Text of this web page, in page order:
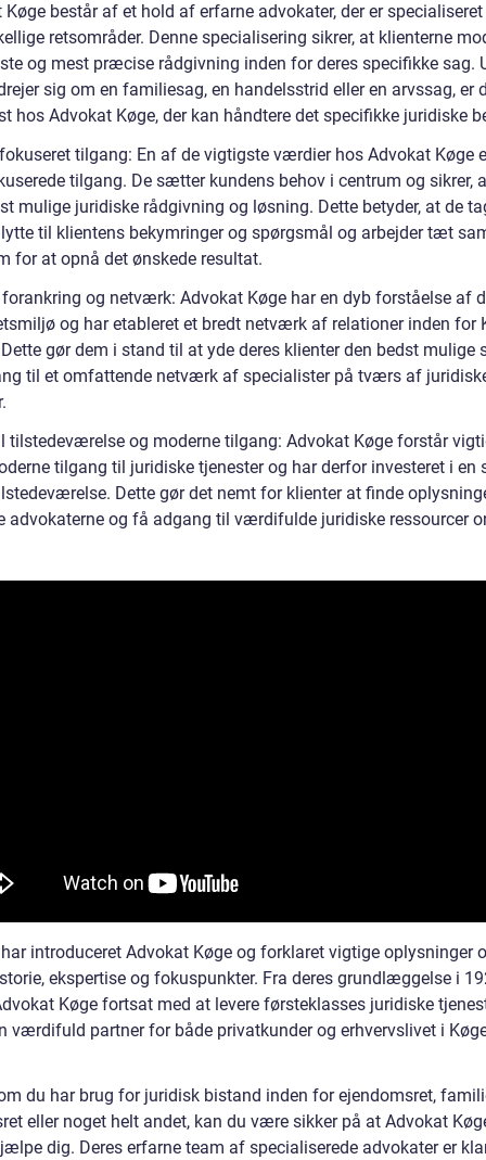
Køge består af et hold af erfarne advokater, der er
retsområder. Denne specialisering sikrer, at klienterne
og mest præcise rådgivning inden for deres specifikke sag.
sig om en familiesag, en handelsstrid eller en arvssag, er
hos Advokat Køge, der kan håndtere det specifikke juridiske
tilgang: En af de vigtigste værdier hos Advokat Køge
tilgang. De sætter kundens behov i centrum og sikrer,
mulige juridiske rådgivning og løsning. Dette betyder, at de
til klientens bekymringer og spørgsmål og arbejder tæt
for at opnå det ønskede resultat.
og netværk: Advokat Køge har en dyb forståelse af
og har etableret et bredt netværk af relationer inden for
gør dem i stand til at yde deres klienter den bedst mulige
til et omfattende netværk af specialister på tværs af
tilstedeværelse og moderne tilgang: Advokat Køge forstår
tilgang til juridiske tjenester og har derfor investeret i en
Dette gør det nemt for klienter at finde
advokaterne og få adgang til værdifulde juridiske ressourcer
introduceret Advokat Køge og forklaret vigtige oplysninger
ekspertise og fokuspunkter. Fra deres grundlæggelse i
Køge fortsat med at levere førsteklasses juridiske
værdifuld partner for både privatkunder og erhvervslivet i
du har brug for juridisk bistand inden for ejendomsret,
eller noget helt andet, kan du være sikker på at Advokat
dig. Deres erfarne team af specialiserede advokater er